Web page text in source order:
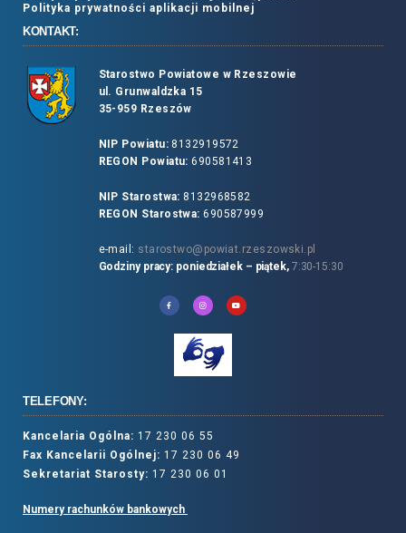
Polityka prywatności aplikacji mobilnej
KONTAKT:
Starostwo Powiatowe w Rzeszowie
ul. Grunwaldzka 15
35-959 Rzeszów
NIP Powiatu:8132919572
REGON Powiatu: 690581413
NIP Starostwa: 8132968582
REGON Starostwa: 690587999
e-mail: starostwo@powiat.rzeszowski.pl
Godziny pracy: poniedziałek – piątek, 7:30-15:30
TELEFONY:
Kancelaria Ogólna: 17 230 06 55
Fax Kancelarii Ogólnej: 17 230 06 49
Sekretariat Starosty: 17 230 06 01
Numery rachunków bankowych